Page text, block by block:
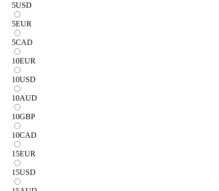
5USD
5EUR
5CAD
10EUR
10USD
10AUD
10GBP
10CAD
15EUR
15USD